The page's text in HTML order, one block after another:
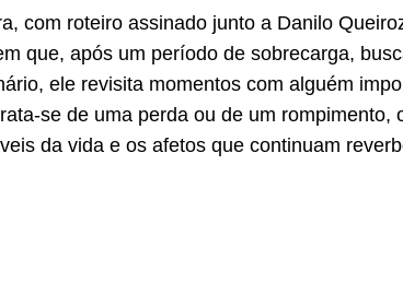
com roteiro assinado junto a Danilo
que, após um período de sobrecarga,
ele revisita momentos com alguém
se de uma perda ou de um rompimento,
da vida e os afetos que continuam